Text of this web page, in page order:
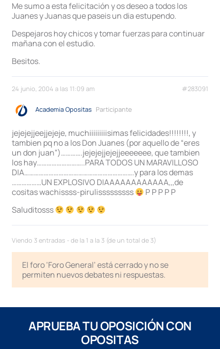
Me sumo a esta felicitación y os deseo a todos los
Juanes y Juanas que paseis un dia estupendo.
Despejaros hoy chicos y tomar fuerzas para continuar
mañana con el estudio.
Besitos.
24 junio, 2004 a las 11:09 am #283091
Academia Opositas Participante
jejejejjeejjejeje, muchiiiiiiiiisimas felicidades!!!!!!!!, y
tambien pq no a los Don Juanes (por aquello de “eres
un don juan”)………….jejejejjejejjeeeeeee, que tambien
los hay………………………..PARA TODOS UN MARAVILLOSO
DIA………………………………………………………….y para los demas
………………UN EXPLOSIVO DIAAAAAAAAAAAA,,,de
cositas wachissss-pirulisssssssss
P P P P P
Saluditosss
Viendo 3 entradas - de la 1 a la 3 (de un total de 3)
El foro ‘Foro General’ está cerrado y no se
permiten nuevos debates ni respuestas.
APRUEBA TU OPOSICIÓN CON
OPOSITAS